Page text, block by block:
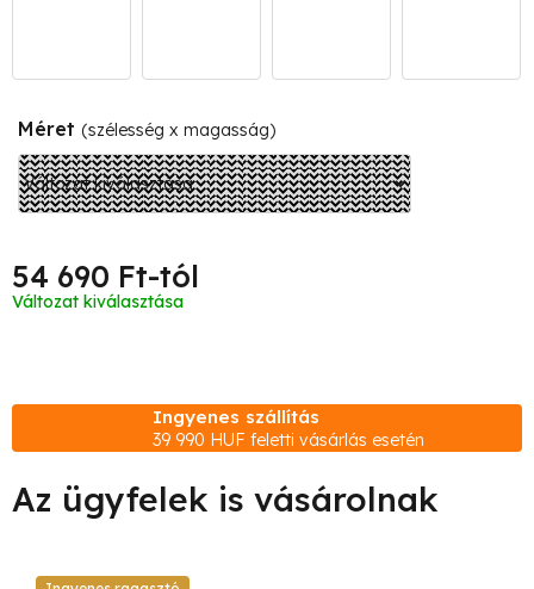
54 690 Ft-tól
Egységár:
Változat kiválasztása
Méret (szélesség x magasság)
Ingyenes szállítás
39 990 HUF feletti vásárlás esetén